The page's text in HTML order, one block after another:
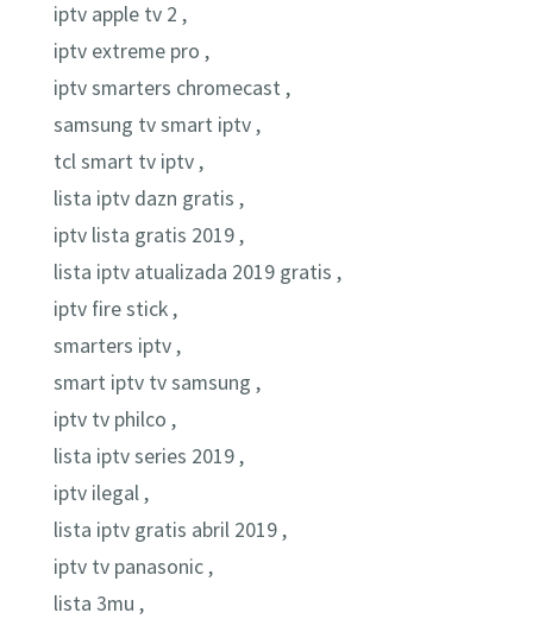
iptv apple tv 2 ,
iptv extreme pro ,
iptv smarters chromecast ,
samsung tv smart iptv ,
tcl smart tv iptv ,
lista iptv dazn gratis ,
iptv lista gratis 2019 ,
lista iptv atualizada 2019 gratis ,
iptv fire stick ,
smarters iptv ,
smart iptv tv samsung ,
iptv tv philco ,
lista iptv series 2019 ,
iptv ilegal ,
lista iptv gratis abril 2019 ,
iptv tv panasonic ,
lista 3mu ,